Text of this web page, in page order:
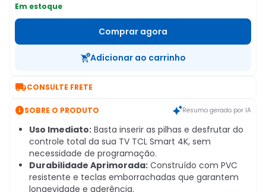
Em estoque
Comprar agora
Adicionar ao carrinho
CONSULTE FRETE
SOBRE O PRODUTO Resumo gerado por IA
Uso Imediato: Basta inserir as pilhas e desfrutar do
controle total da sua TV TCL Smart 4K, sem
necessidade de programação.
Durabilidade Aprimorada: Construído com PVC
resistente e teclas emborrachadas que garantem
longevidade e aderência.